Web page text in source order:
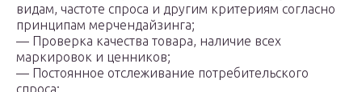
видам, частоте спроса и другим критериям согласно
принципам мерчендайзинга;
— Проверка качества товара, наличие всех
маркировок и ценников;
— Постоянное отслеживание потребительского
спроса;